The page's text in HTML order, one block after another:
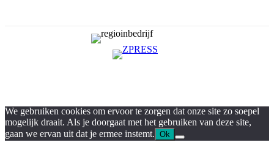
We gebruiken cookies om ervoor te zorgen dat onze site zo soepel
mogelijk draait. Als je doorgaat met het gebruiken van deze site,
gaan we ervan uit dat je ermee instemt. Ok